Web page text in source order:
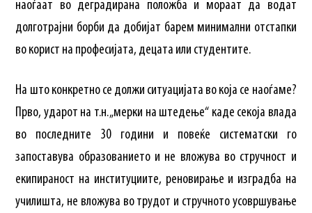
наоѓаат во деградирана положба и мораат да водат
долготрајни борби да добијат барем минимални отстапки
во корист на професијата, децата или студентите.
На што конкретно се должи ситуацијата во која се наоѓаме?
Прво, ударот на т.н. „мерки на штедење“ каде секоја влада
во последните 30 години и повеќе систематски го
запоставува образованието и не вложува во стручност и
екипираност на институциите, реновирање и изградба на
училишта, не вложува во трудот и стручното усовршување